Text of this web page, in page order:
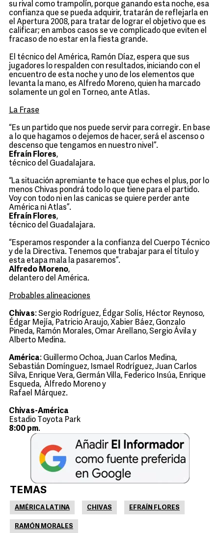
su rival como trampolín, porque ganando esta noche, esa
confianza que se pueda adquirir, tratarán de reflejarla en
el Apertura 2008, para tratar de lograr el objetivo que es
calificar; en ambos casos se ve complicado que eviten el
fracaso de no estar en la fiesta grande.
El técnico del América, Ramón Díaz, espera que sus
jugadores lo respalden con resultados, iniciando con el
encuentro de esta noche y uno de los elementos que
levanta la mano, es Alfredo Moreno, quien ha marcado
solamente un gol en Torneo, ante Atlas.
La Frase
“Es un partido que nos puede servir para corregir. En base
a lo que hagamos o dejemos de hacer, será el ascenso o
descenso que tengamos en nuestro nivel”.
Efraín Flores,
técnico del Guadalajara.
“La situación apremiante te hace que eches el plus, por lo
menos Chivas pondrá todo lo que tiene para el partido.
Voy con todo ni en las canicas se quiere perder ante
América ni Atlas”.
Efraín Flores,
técnico del Guadalajara.
“Esperamos responder a la confianza del Cuerpo Técnico
y de la Directiva. Tenemos que trabajar para el título y
esta etapa mala la pasaremos”.
Alfredo Moreno,
delantero del América.
Probables alineaciones
Chivas: Sergio Rodríguez, Édgar Solís, Héctor Reynoso,
Édgar Mejía, Patricio Araujo, Xabier Báez, Gonzalo
Pineda, Ramón Morales, Omar Arellano, Sergio Ávila y
Alberto Medina.
América: Guillermo Ochoa, Juan Carlos Medina,
Sebastián Domínguez, Ismael Rodríguez, Juan Carlos
Silva, Enrique Vera, Germán Villa, Federico Insúa, Enrique
Esqueda, Alfredo Moreno y
Rafael Márquez.
Chivas-América
Estadio Toyota Park
8:00 pm.
TEMAS
AMÉRICA LATINA CHIVAS EFRAÍN FLORES
RAMÓN MORALES